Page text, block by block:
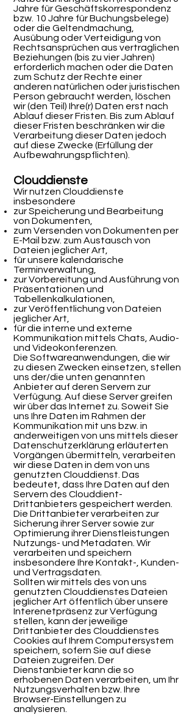
Jahre für Geschäftskorrespondenz
bzw. 10 Jahre für Buchungsbelege)
oder die Geltendmachung,
Ausübung oder Verteidigung von
Rechtsansprüchen aus vertraglichen
Beziehungen (bis zu vier Jahren)
erforderlich machen oder die Daten
zum Schutz der Rechte einer
anderen natürlichen oder juristischen
Person gebraucht werden, löschen
wir (den Teil) Ihre(r) Daten erst nach
Ablauf dieser Fristen. Bis zum Ablauf
dieser Fristen beschränken wir die
Verarbeitung dieser Daten jedoch
auf diese Zwecke (Erfüllung der
Aufbewahrungspflichten).
Clouddienste
Wir nutzen Clouddienste
insbesondere
zur Speicherung und Bearbeitung
von Dokumenten,
zum Versenden von Dokumenten per
E-Mail bzw. zum Austausch von
Dateien jeglicher Art,
für unsere kalendarische
Terminverwaltung,
zur Vorbereitung und Ausführung von
Präsentationen und
Tabellenkalkulationen,
zur Veröffentlichung von Dateien
jeglicher Art,
für die interne und externe
Kommunikation mittels Chats, Audio-
und Videokonferenzen.
Die Softwareanwendungen, die wir
zu diesen Zwecken einsetzen, stellen
uns der/die unten genannten
Anbieter auf deren Servern zur
Verfügung. Auf diese Server greifen
wir über das Internet zu. Soweit Sie
uns Ihre Daten im Rahmen der
Kommunikation mit uns bzw. in
anderweitigen von uns mittels dieser
Datenschutzerklärung erläuterten
Vorgängen übermitteln, verarbeiten
wir diese Daten in dem von uns
genutzten Clouddienst. Das
bedeutet, dass Ihre Daten auf den
Servern des Clouddient-
Drittanbieters gespeichert werden.
Die Drittanbieter verarbeiten zur
Sicherung ihrer Server sowie zur
Optimierung ihrer Dienstleistungen
Nutzungs- und Metadaten. Wir
verarbeiten und speichern
insbesondere Ihre Kontakt-, Kunden-
und Vertragsdaten.
Sollten wir mittels des von uns
genutzten Clouddienstes Dateien
jeglicher Art öffentlich über unsere
Interenetpräsenz zur Verfügung
stellen, kann der jeweilige
Drittanbieter des Clouddienstes
Cookies auf Ihrem Computersystem
speichern, sofern Sie auf diese
Dateien zugreifen. Der
Dienstanbieter kann die so
erhobenen Daten verarbeiten, um Ihr
Nutzungsverhalten bzw. Ihre
Browser-Einstellungen zu
analysieren.